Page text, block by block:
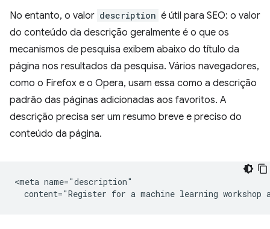
No entanto, o valor description é útil para SEO: o valor
do conteúdo da descrição geralmente é o que os
mecanismos de pesquisa exibem abaixo do título da
página nos resultados da pesquisa. Vários navegadores,
como o Firefox e o Opera, usam essa como a descrição
padrão das páginas adicionadas aos favoritos. A
descrição precisa ser um resumo breve e preciso do
conteúdo da página.
<meta name="description"